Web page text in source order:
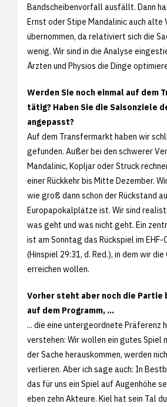
Bandscheibenvorfall ausfällt. Dann
Ernst oder Stipe Mandalinic auch alte
übernommen, da relativiert sich die
wenig. Wir sind in die Analyse
Ärzten und Physios die Dinge
Werden Sie noch einmal auf dem
tätig? Haben Sie die Saisonziele
angepasst?
Auf dem Transfermarkt haben wir
gefunden. Außer bei den schwerer
Mandalinic, Kopljar oder Struck
einer Rückkehr bis Mitte Dezember.
wie groß dann schon der Rückstand
Europapokalplätze ist. Wir sind
was geht und was nicht geht. Ein
ist am Sonntag das Rückspiel im
(Hinspiel 29:31, d. Red.), in dem wir
erreichen wollen.
Vorher steht aber noch die Partie
auf dem Programm, ...
... die eine untergeordnete Präferenz
verstehen: Wir wollen ein gutes Spiel
der Sache herauskommen, werden
verlieren. Aber ich sage auch: In
das für uns ein Spiel auf Augenhöhe
eben zehn Akteure. Kiel hat sein Tal